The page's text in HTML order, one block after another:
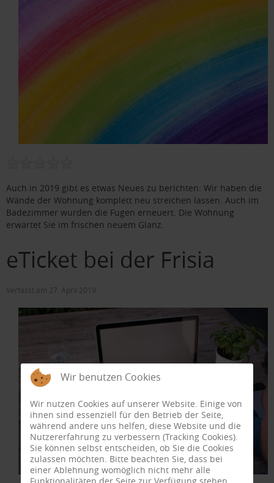
Auch in 2019 gibt es etwas Neues zu berichten: Wir haben die
Wände der Wohnung komplett neu streichen lassen. Auch im
Badezimmer wurden die Fugen erneuert. Die Wohnung
erwartet Sie im frischen neuem Glanz.
eTicket bei der Frisia
Verfasst am 27. April 2019
Wir benutzen Cookies
Wir nutzen Cookies auf unserer Website. Einige von
ihnen sind essenziell für den Betrieb der Seite,
während andere uns helfen, diese Website und die
Nutzererfahrung zu verbessern (Tracking Cookies).
Sie können selbst entscheiden, ob Sie die Cookies
zulassen möchten. Bitte beachten Sie, dass bei
einer Ablehnung womöglich nicht mehr alle